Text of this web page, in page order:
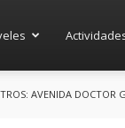
AVENIDA DOCTOR